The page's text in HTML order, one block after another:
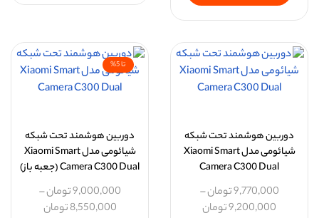
دوربین هوشمند تحت شبکه
شیائومی مدل Xiaomi Smart
Camera C300 Dual
9,770,000تومان–
9,200,000تومان
تا 5%
دوربین هوشمند تحت شبکه
شیائومی مدل Xiaomi Smart
Camera C300 Dual (جعبه باز)
9,000,000تومان–
8,550,000تومان